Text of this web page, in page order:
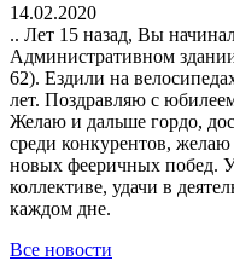
14.02.2020
.. Лет 15 назад, Вы
Административном
62). Ездили на
лет. Поздравляю с
Желаю и дальше гордо,
среди конкурентов,
новых фееричных побед.
коллективе, удачи в
каждом дне.
Все новости